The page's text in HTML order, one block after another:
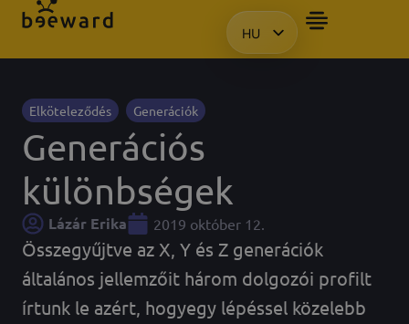
HU
EN
Elköteleződés Generációk
Generációs
különbségek
Lázár Erika 2019 október 12.
Összegyűjtve az X, Y és Z generációk
általános jellemzőit három dolgozói profilt
írtunk le azért, hogyegy lépéssel közelebb